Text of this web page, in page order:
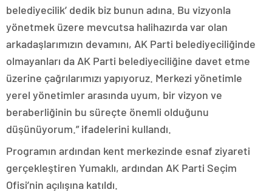
belediyecilik’ dedik biz bunun adına. Bu vizyonla
yönetmek üzere mevcutsa halihazırda var olan
arkadaşlarımızın devamını, AK Parti belediyeciliğinde
olmayanları da AK Parti belediyeciliğine davet etme
üzerine çağrılarımızı yapıyoruz. Merkezi yönetimle
yerel yönetimler arasında uyum, bir vizyon ve
beraberliğinin bu süreçte önemli olduğunu
düşünüyorum.” ifadelerini kullandı.
Programın ardından kent merkezinde esnaf ziyareti
gerçekleştiren Yumaklı, ardından AK Parti Seçim
Ofisi’nin açılışına katıldı.